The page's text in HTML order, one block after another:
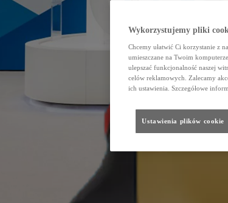
Wykorzystujemy pliki
Chcemy ułatwić Ci korzystanie z
umieszczane na Twoim
ulepszać funkcjonalność naszej
celów reklamowych. Zalecamy
ich ustawienia. Szczegółowe
Ustawienia plików cookie